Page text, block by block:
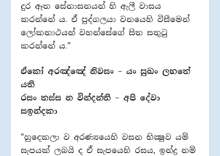
දුර ඈත සේනාසනයන් හි ඇලී වාසය
කරන්නේ ය. ඒ පුද්ගලයා වනයෙහි විසීමෙන්
ලෝකනාථයන් වහන්සේගේ සිත සතුටු
කරන්නේ ය.”
ඒකෝ අරඤ්ඤේ නිවසං – යං සුඛං ලභතේ
යති
රසං තස්ස න වින්දන්ති – අපි දේවා
සඉන්දකා
“හුදෙකලා ව අරණ්‍යයෙහි වසන භික්‍ෂුව යම්
සැපයක් ලබයි ද ඒ සැපයෙහි රසය, ඉන්ද්‍ර නම්